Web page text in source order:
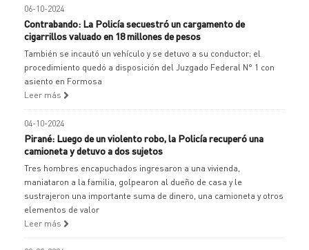
06-10-2024
Contrabando: La Policía secuestró un cargamento de
cigarrillos valuado en 18 millones de pesos
También se incautó un vehículo y se detuvo a su conductor; el
procedimiento quedó a disposición del Juzgado Federal N° 1 con
asiento en Formosa
Leer más
04-10-2024
Pirané: Luego de un violento robo, la Policía recuperó una
camioneta y detuvo a dos sujetos
Tres hombres encapuchados ingresaron a una vivienda,
maniataron a la familia, golpearon al dueño de casa y le
sustrajeron una importante suma de dinero, una camioneta y otros
elementos de valor
Leer más